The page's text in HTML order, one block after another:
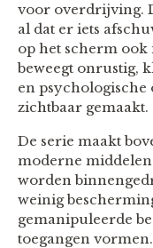
voor overdrijving.
al dat er iets
op het scherm ook
beweegt onrustig,
en
zichtbaar gemaakt.
De serie maakt
moderne
worden
weinig
gemanipuleerde
toegangen